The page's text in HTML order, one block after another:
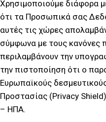
Χρησιμοποιούμε διάφορα
ότι τα Προσωπικά σας
αυτές τις χώρες
σύμφωνα με τους κανόνες
περιλαμβάνουν την
την πιστοποίηση ότι ο
Ευρωπαϊκούς
Προστασίας (Privacy
– ΗΠΑ.